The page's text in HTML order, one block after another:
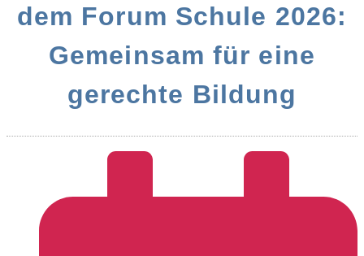
dem Forum Schule 2026:
Gemeinsam für eine
gerechte Bildung